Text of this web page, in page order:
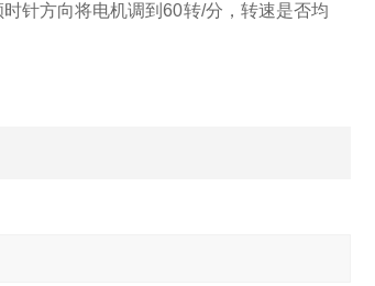
针方向将电机调到60转/分，转速是否均